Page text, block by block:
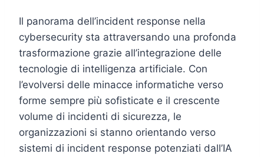
Il panorama dell’incident response nella
cybersecurity sta attraversando una profonda
trasformazione grazie all’integrazione delle
tecnologie di intelligenza artificiale. Con
l’evolversi delle minacce informatiche verso
forme sempre più sofisticate e il crescente
volume di incidenti di sicurezza, le
organizzazioni si stanno orientando verso
sistemi di incident response potenziati dall’IA